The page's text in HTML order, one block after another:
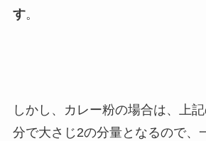
す。
しかし、カレー粉の場合は、上
分で大さじ2の分量となるので、